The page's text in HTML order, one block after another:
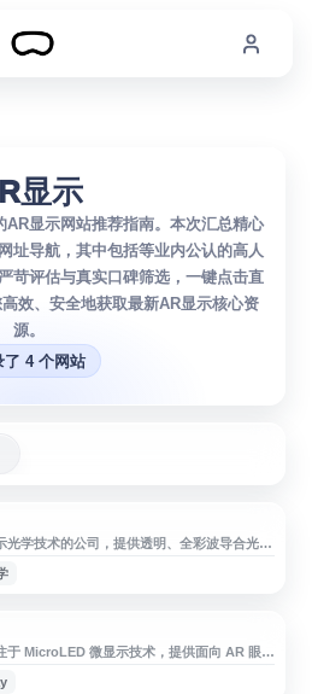
显示
显示网站推荐指南。本次汇总精心
址导航，其中包括等业内公认的高人
苛评估与真实口碑筛选，一键点击直
效、安全地获取最新AR显示核心资
源。
了 4 个网站
学技术的公司，提供透明、全彩波导合光器
显示等多种增强现实和扩展现实应用场景。
示组件的设备开发与集成需求。
于 MicroLED 微显示技术，提供面向 AR 眼
亮度、高效率微型显示屏与光机解决方案。
MicroLED Projector、AR Display、AR